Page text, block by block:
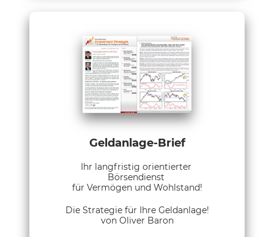
Geldanlage-Brief
Ihr langfristig orientierter
Börsendienst
für Vermögen und Wohlstand!
Die Strategie für Ihre Geldanlage!
von Oliver Baron